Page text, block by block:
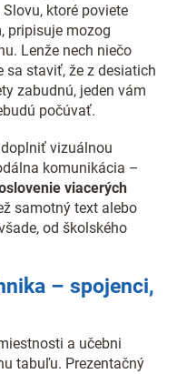
Slovu, ktoré poviete
pripisuje mozog
Lenže nech niečo
sa staviť, že z desiatich
zabudnú, jeden vám
počúvať.
vizuálnou
komunikácia –
viacerých
samotný text alebo
od školského
– spojenci,
a učebni
tabuľu. Prezentačný